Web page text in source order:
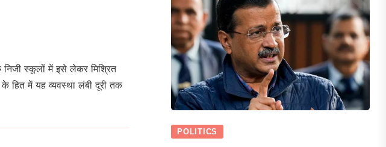
निजी स्कूलों में इसे लेकर मिश्रित
हित में यह व्यवस्था लंबी दूरी तक
POLITICS